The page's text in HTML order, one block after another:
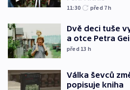
11:30 před 7h
Dvě deci tuše
a otce Petra
před 13 h
Válka ševců
popisuje kniha